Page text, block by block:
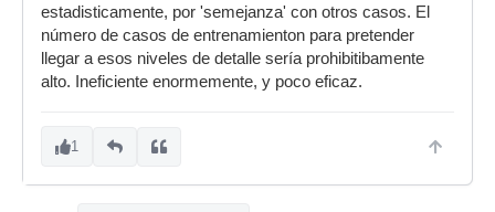
estadisticamente, por 'semejanza' con otros casos. El
número de casos de entrenamienton para pretender
llegar a esos niveles de detalle sería prohibitibamente
alto. Ineficiente enormemente, y poco eficaz.
1